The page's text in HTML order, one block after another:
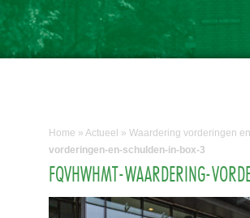
Home » Actueel » Waardering vorderingen
vorderingen-en-schulden-in-box-3
FQVHWHMT-WAARDERING-